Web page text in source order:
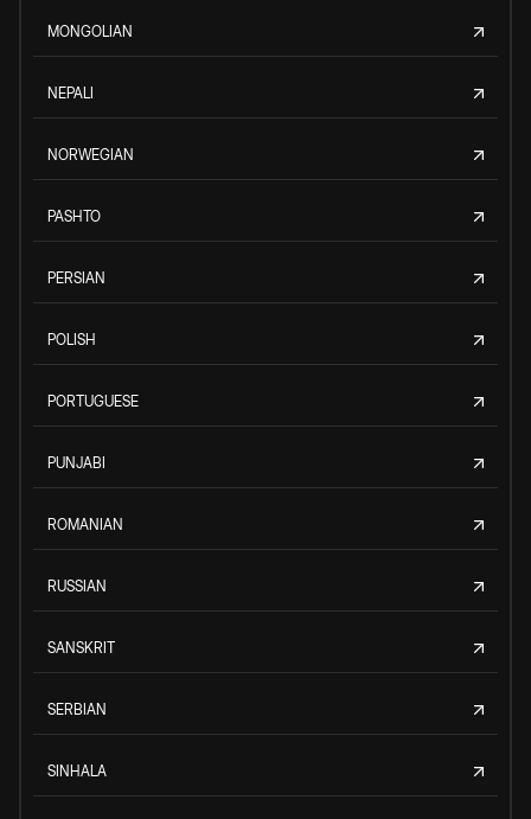
MONGOLIAN
NEPALI
NORWEGIAN
PASHTO
PERSIAN
POLISH
PORTUGUESE
PUNJABI
ROMANIAN
RUSSIAN
SANSKRIT
SERBIAN
SINHALA